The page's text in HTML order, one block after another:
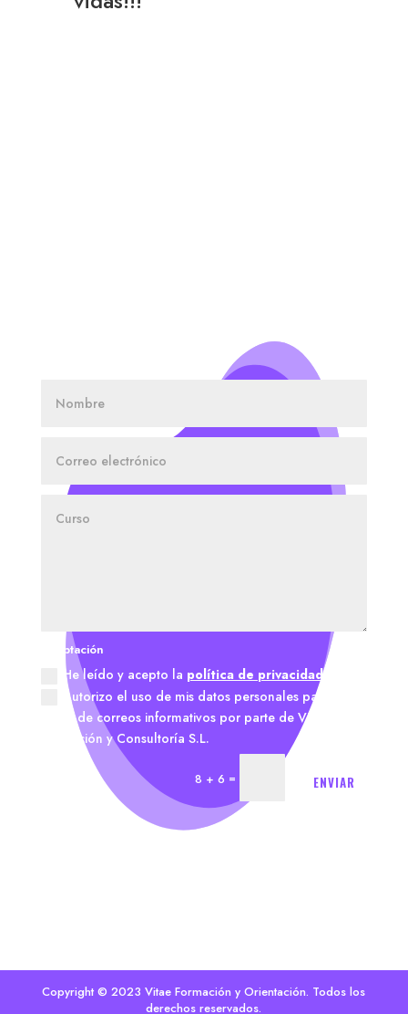
Aceptación
He leído y acepto la política de privacidad.
Autorizo el uso de mis datos personales para el
envío de correos informativos por parte de Vitae
Formación y Consultoría S.L.
8 + 6 = ENVIAR
Copyright © 2023 Vitae Formación y Orientación. Todos los
derechos reservados.